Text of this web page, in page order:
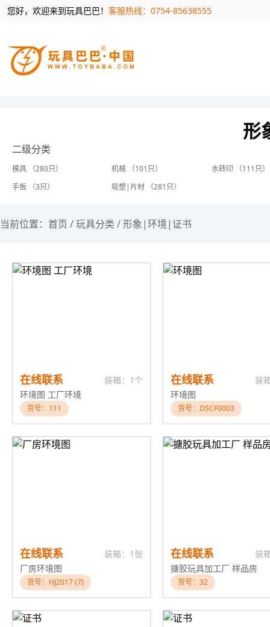
您好，欢迎来到玩具巴巴！ 客服热线：0754-85638555
形
二级分类
模具 （280只） 机械 （101只）
水转印 （111只）
手板 （3只）
吸塑|片材 （281只）
当前位置： 首页 /玩具分类 /形象|环境|证书
在线联系
装箱：1个
环境图 工厂环境
货号：111
在线联系
装
环境图
货号：DSCF0003
在线联系
装箱：1张
厂房环境图
货号：HJ2017 (7)
在线联系
装
搪胶玩具加工厂 样品房
货号：32